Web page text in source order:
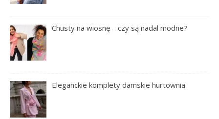
Chusty na wiosnę – czy są nadal modne?
Eleganckie komplety damskie hurtownia